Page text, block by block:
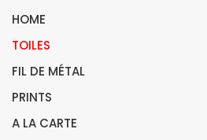
HOME
TOILES
FIL DE MÉTAL
PRINTS
A LA CARTE